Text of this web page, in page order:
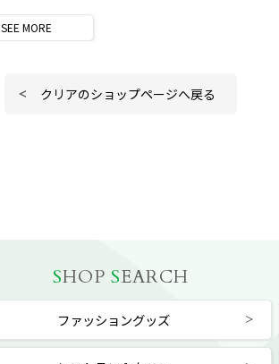
SEE MORE
クリアのショップページへ戻る
SHOP SEARCH
ファッショングッズ